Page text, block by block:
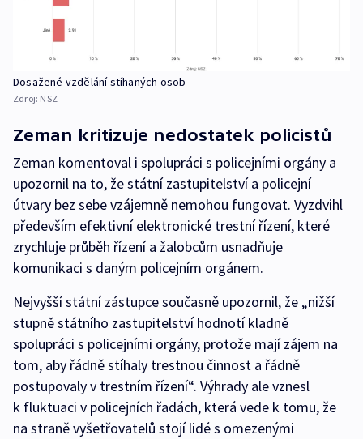
Dosažené vzdělání stíhaných osob
Zdroj: NSZ
Zeman kritizuje nedostatek policistů
Zeman komentoval i spolupráci s policejními orgány a
upozornil na to, že státní zastupitelství a policejní
útvary bez sebe vzájemně nemohou fungovat. Vyzdvihl
především efektivní elektronické trestní řízení, které
zrychluje průběh řízení a žalobcům usnadňuje
komunikaci s daným policejním orgánem.
Nejvyšší státní zástupce současně upozornil, že „nižší
stupně státního zastupitelství hodnotí kladně
spolupráci s policejními orgány, protože mají zájem na
tom, aby řádně stíhaly trestnou činnost a řádně
postupovaly v trestním řízení“. Výhrady ale vznesl
k fluktuaci v policejních řadách, která vede k tomu, že
na straně vyšetřovatelů stojí lidé s omezenými